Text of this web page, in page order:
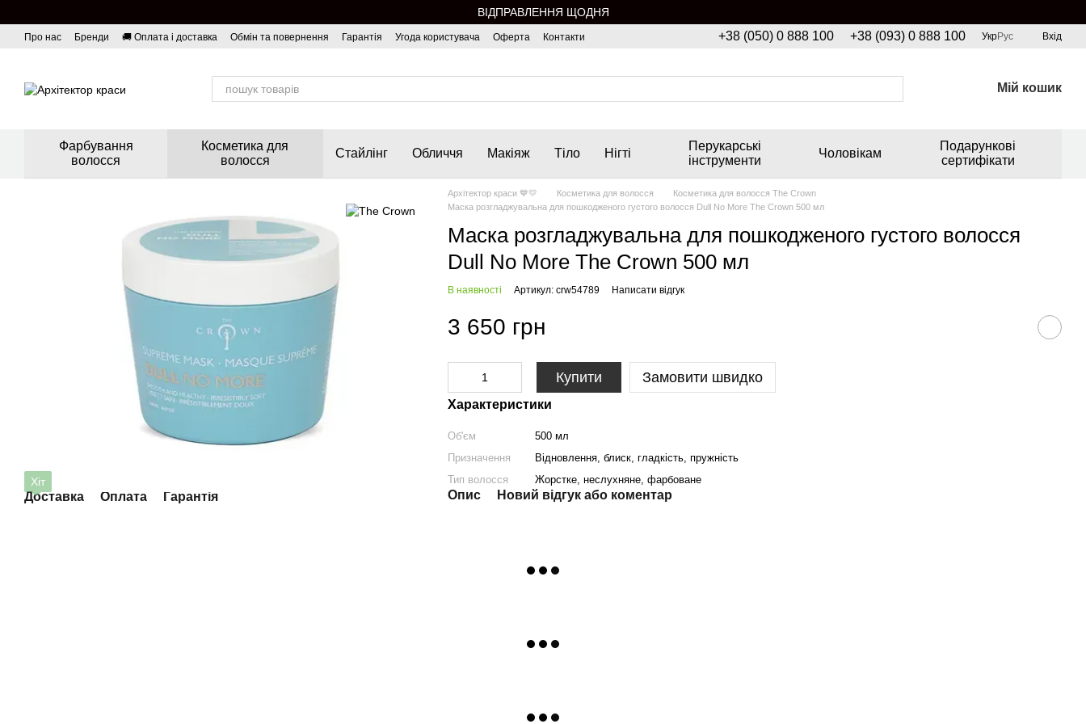
ВІДПРАВЛЕННЯ ЩОДНЯ
Про нас Бренди 🚚 Оплата і доставка Обмін та повернення Гарантія Угода користувача Оферта Контакти +38 (050) 0 888 100 +38 (093) 0 888 100 УкрРус Вхід
Мій кошик
Фарбування
волосся
Косметика для
волосся
Стайлінг Обличчя Макіяж Тіло Нігті
Перукарські
інструменти
Чоловікам
Подарункові
сертифікати
Хіт
Доставка Оплата Гарантія
Архітектор краси 💙💛 Косметика для волосся
Косметика для волосся The Crown
Маска розгладжувальна для пошкодженого густого волосся Dull No More The Crown 500 мл
Маска розгладжувальна для пошкодженого густого волосся
Dull No More The Crown 500 мл
В наявності Артикул: crw54789 Написати відгук
3 650 грн
Купити Замовити швидко
Характеристики
Об'єм
500 мл
Призначення
Відновлення, блиск, гладкість, пружність
Тип волосся
Жорстке, неслухняне, фарбоване
Опис Новий відгук або коментар